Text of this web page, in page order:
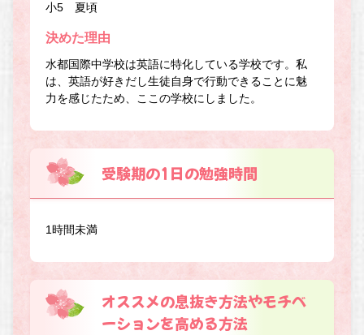
小5 夏頃
決めた理由
水都国際中学校は英語に特化している学校です。私
は、英語が好きだし生徒自身で行動できることに魅
力を感じたため、ここの学校にしました。
受験期の1日の勉強時間
1時間未満
オススメの息抜き方法やモチベ
ーションを高める方法